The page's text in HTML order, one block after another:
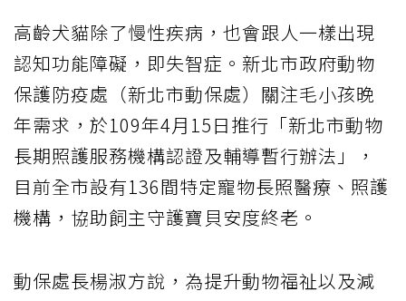
高齡犬貓除了慢性疾病，也會跟人一樣出現
認知功能障礙，即失智症。新北市政府動物
保護防疫處（新北市動保處）關注毛小孩晚
年需求，於109年4月15日推行「新北市動物
長期照護服務機構認證及輔導暫行辦法」，
目前全市設有136間特定寵物長照醫療、照護
機構，協助飼主守護寶貝安度終老。
動保處長楊淑方說，為提升動物福祉以及減